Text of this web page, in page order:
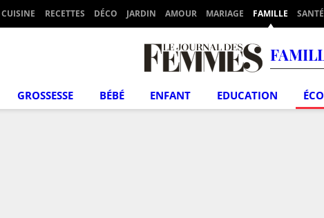
CUISINE RECETTES DÉCO JARDIN AMOUR MARIAGE FAMILLE SANTÉ
GROSSESSE BÉBÉ ENFANT EDUCATION